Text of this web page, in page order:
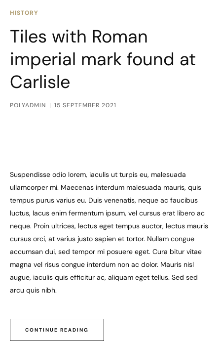
HISTORY
Tiles with Roman
imperial mark found at
Carlisle
POLYADMIN 15 SEPTEMBER 2021
Suspendisse odio lorem, iaculis ut turpis eu, malesuada
ullamcorper mi. Maecenas interdum malesuada mauris, quis
tempus purus varius eu. Duis venenatis, neque ac faucibus
luctus, lacus enim fermentum ipsum, vel cursus erat libero ac
neque. Proin ultrices, lectus eget tempus auctor, lectus mauris
cursus orci, at varius justo sapien et tortor. Nullam congue
accumsan dui, sed tempor mi posuere eget. Cura bitur vitae
magna vel risus congue interdum non ac dolor. Mauris nisl
augue, iaculis quis efficitur ac, aliquam eget tellus. Sed sed
arcu quis nibh.
CONTINUE READING